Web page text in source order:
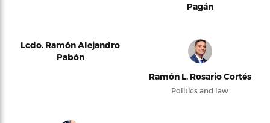
Pagán
Lcdo. Ramón Alejandro
Pabón
Ramón L. Rosario Cortés
Politics and law